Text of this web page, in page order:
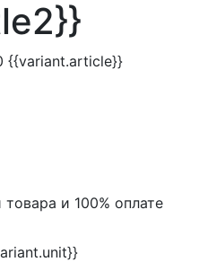
{{variant.article}}
и 100% оплате